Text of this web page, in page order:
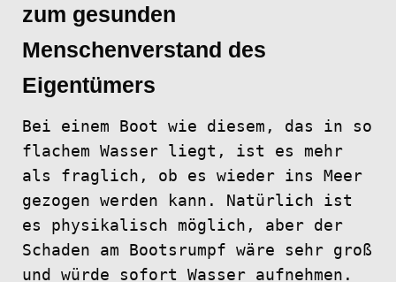
zum gesunden
Menschenverstand des
Eigentümers
Bei einem Boot wie diesem, das in so
flachem Wasser liegt, ist es mehr
als fraglich, ob es wieder ins Meer
gezogen werden kann. Natürlich ist
es physikalisch möglich, aber der
Schaden am Bootsrumpf wäre sehr groß
und würde sofort Wasser aufnehmen.